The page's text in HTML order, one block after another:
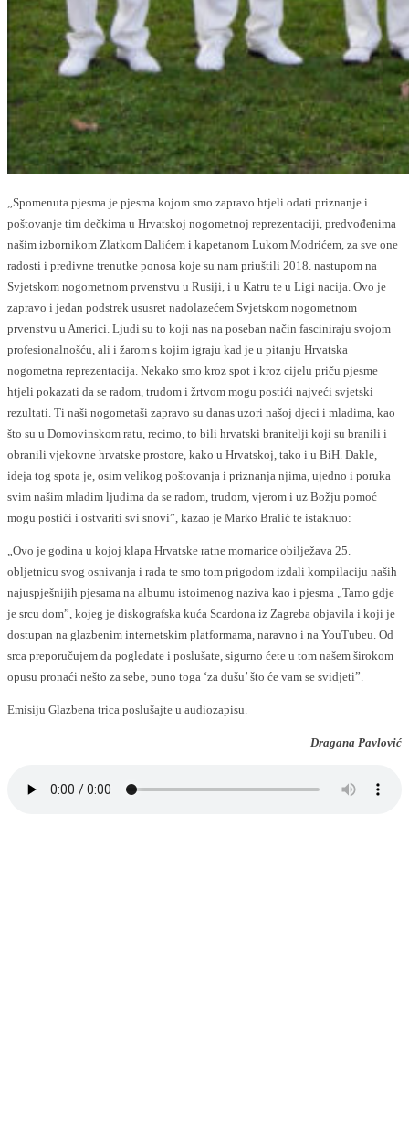
„Spomenuta pjesma je pjesma kojom smo zapravo htjeli odati priznanje i
poštovanje tim dečkima u Hrvatskoj nogometnoj reprezentaciji, predvođenima
našim izbornikom Zlatkom Dalićem i kapetanom Lukom Modrićem, za sve one
radosti i predivne trenutke ponosa koje su nam priuštili 2018. nastupom na
Svjetskom nogometnom prvenstvu u Rusiji, i u Katru te u Ligi nacija. Ovo je
zapravo i jedan podstrek ususret nadolazećem Svjetskom nogometnom
prvenstvu u Americi. Ljudi su to koji nas na poseban način fasciniraju svojom
profesionalnošću, ali i žarom s kojim igraju kad je u pitanju Hrvatska
nogometna reprezentacija. Nekako smo kroz spot i kroz cijelu priču pjesme
htjeli pokazati da se radom, trudom i žrtvom mogu postići najveći svjetski
rezultati. Ti naši nogometaši zapravo su danas uzori našoj djeci i mladima, kao
što su u Domovinskom ratu, recimo, to bili hrvatski branitelji koji su branili i
obranili vjekovne hrvatske prostore, kako u Hrvatskoj, tako i u BiH. Dakle,
ideja tog spota je, osim velikog poštovanja i priznanja njima, ujedno i poruka
svim našim mladim ljudima da se radom, trudom, vjerom i uz Božju pomoć
mogu postići i ostvariti svi snovi”, kazao je Marko Bralić te istaknuo:
„Ovo je godina u kojoj klapa Hrvatske ratne mornarice obilježava 25.
obljetnicu svog osnivanja i rada te smo tom prigodom izdali kompilaciju naših
najuspješnijih pjesama na albumu istoimenog naziva kao i pjesma „Tamo gdje
je srcu dom”, kojeg je diskografska kuća Scardona iz Zagreba objavila i koji je
dostupan na glazbenim internetskim platformama, naravno i na YouTubeu. Od
srca preporučujem da pogledate i poslušate, sigurno ćete u tom našem širokom
opusu pronaći nešto za sebe, puno toga ‘za dušu’ što će vam se svidjeti”.
Emisiju Glazbena trica poslušajte u audiozapisu.
Dragana Pavlović